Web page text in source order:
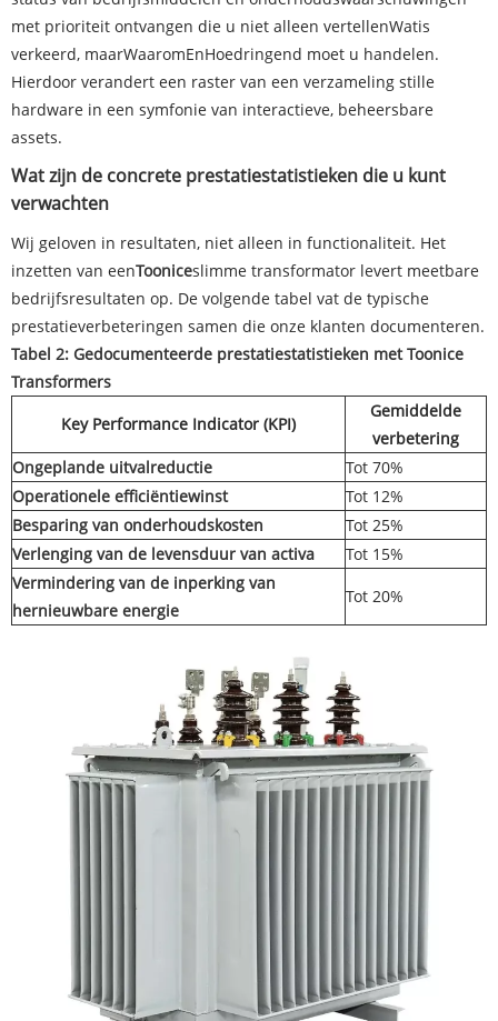
met prioriteit ontvangen die u niet alleen vertellenWatis
verkeerd, maarWaaromEnHoedringend moet u handelen.
Hierdoor verandert een raster van een verzameling stille
hardware in een symfonie van interactieve, beheersbare
assets.
Wat zijn de concrete prestatiestatistieken die u kunt
verwachten
Wij geloven in resultaten, niet alleen in functionaliteit. Het
inzetten van eenTooniceslimme transformator levert meetbare
bedrijfsresultaten op. De volgende tabel vat de typische
prestatieverbeteringen samen die onze klanten documenteren.
Tabel 2: Gedocumenteerde prestatiestatistieken met Toonice
Transformers
Key Performance Indicator (KPI)
Gemiddelde
verbetering
Ongeplande uitvalreductie
Tot 70%
Operationele efficiëntiewinst
Tot 12%
Besparing van onderhoudskosten
Tot 25%
Verlenging van de levensduur van activa
Tot 15%
Vermindering van de inperking van
hernieuwbare energie
Tot 20%